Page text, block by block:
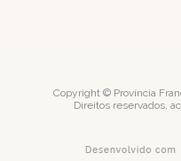
Copyright © Província
Direitos reservados,